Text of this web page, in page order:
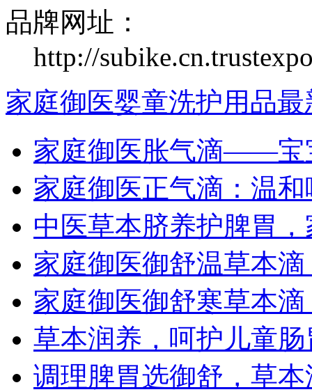
品牌网址：
http://
家庭御医婴童洗护用品最
家庭御医胀气滴——宝
家庭御医正气滴：温
中医草本脐养护脾胃
家庭御医御舒温草本
家庭御医御舒寒草本
草本润养，呵护儿童
调理脾胃选御舒，草